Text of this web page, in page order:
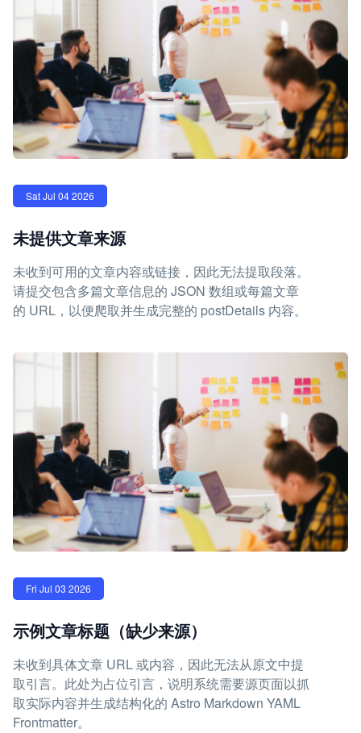
Sat Jul 04 2026
未提供文章来源
未收到可用的文章内容或链接，因此无法提取段落。
请提交包含多篇文章信息的 JSON 数组或每篇文章
的 URL，以便爬取并生成完整的 postDetails 内容。
Fri Jul 03 2026
示例文章标题（缺少来源）
未收到具体文章 URL 或内容，因此无法从原文中提
取引言。此处为占位引言，说明系统需要源页面以抓
取实际内容并生成结构化的 Astro Markdown YAML
Frontmatter。